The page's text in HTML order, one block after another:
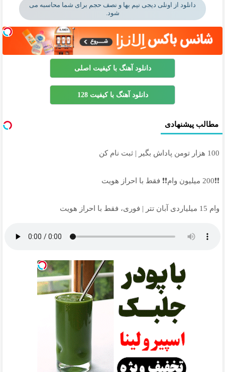
دانلود از اونلی دیجی نیم بها و نصف حجم برای شما محاسبه می
شود.
دانلود آهنگ با کیفیت اصلی
دانلود آهنگ با کیفیت 128
مطالب پیشنهادی
100 هزار تومن پاداش بگیر | ثبت نام کن
❗❗200 میلیون وام❗❗ فقط با احراز هویت
وام 15 میلیاردی آبان تتر | فوری، فقط با احراز هویت